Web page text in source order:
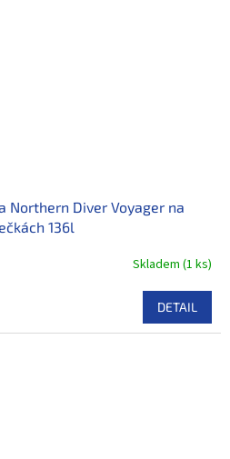
Northern Diver Voyager na
136l
Skladem (1 ks)
DETAIL